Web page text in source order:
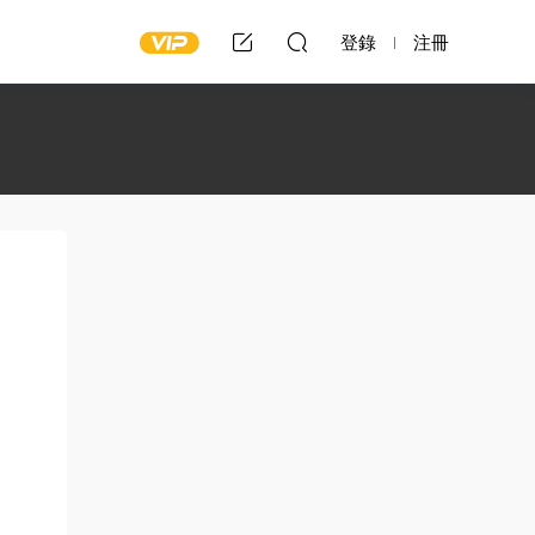
登錄 注冊